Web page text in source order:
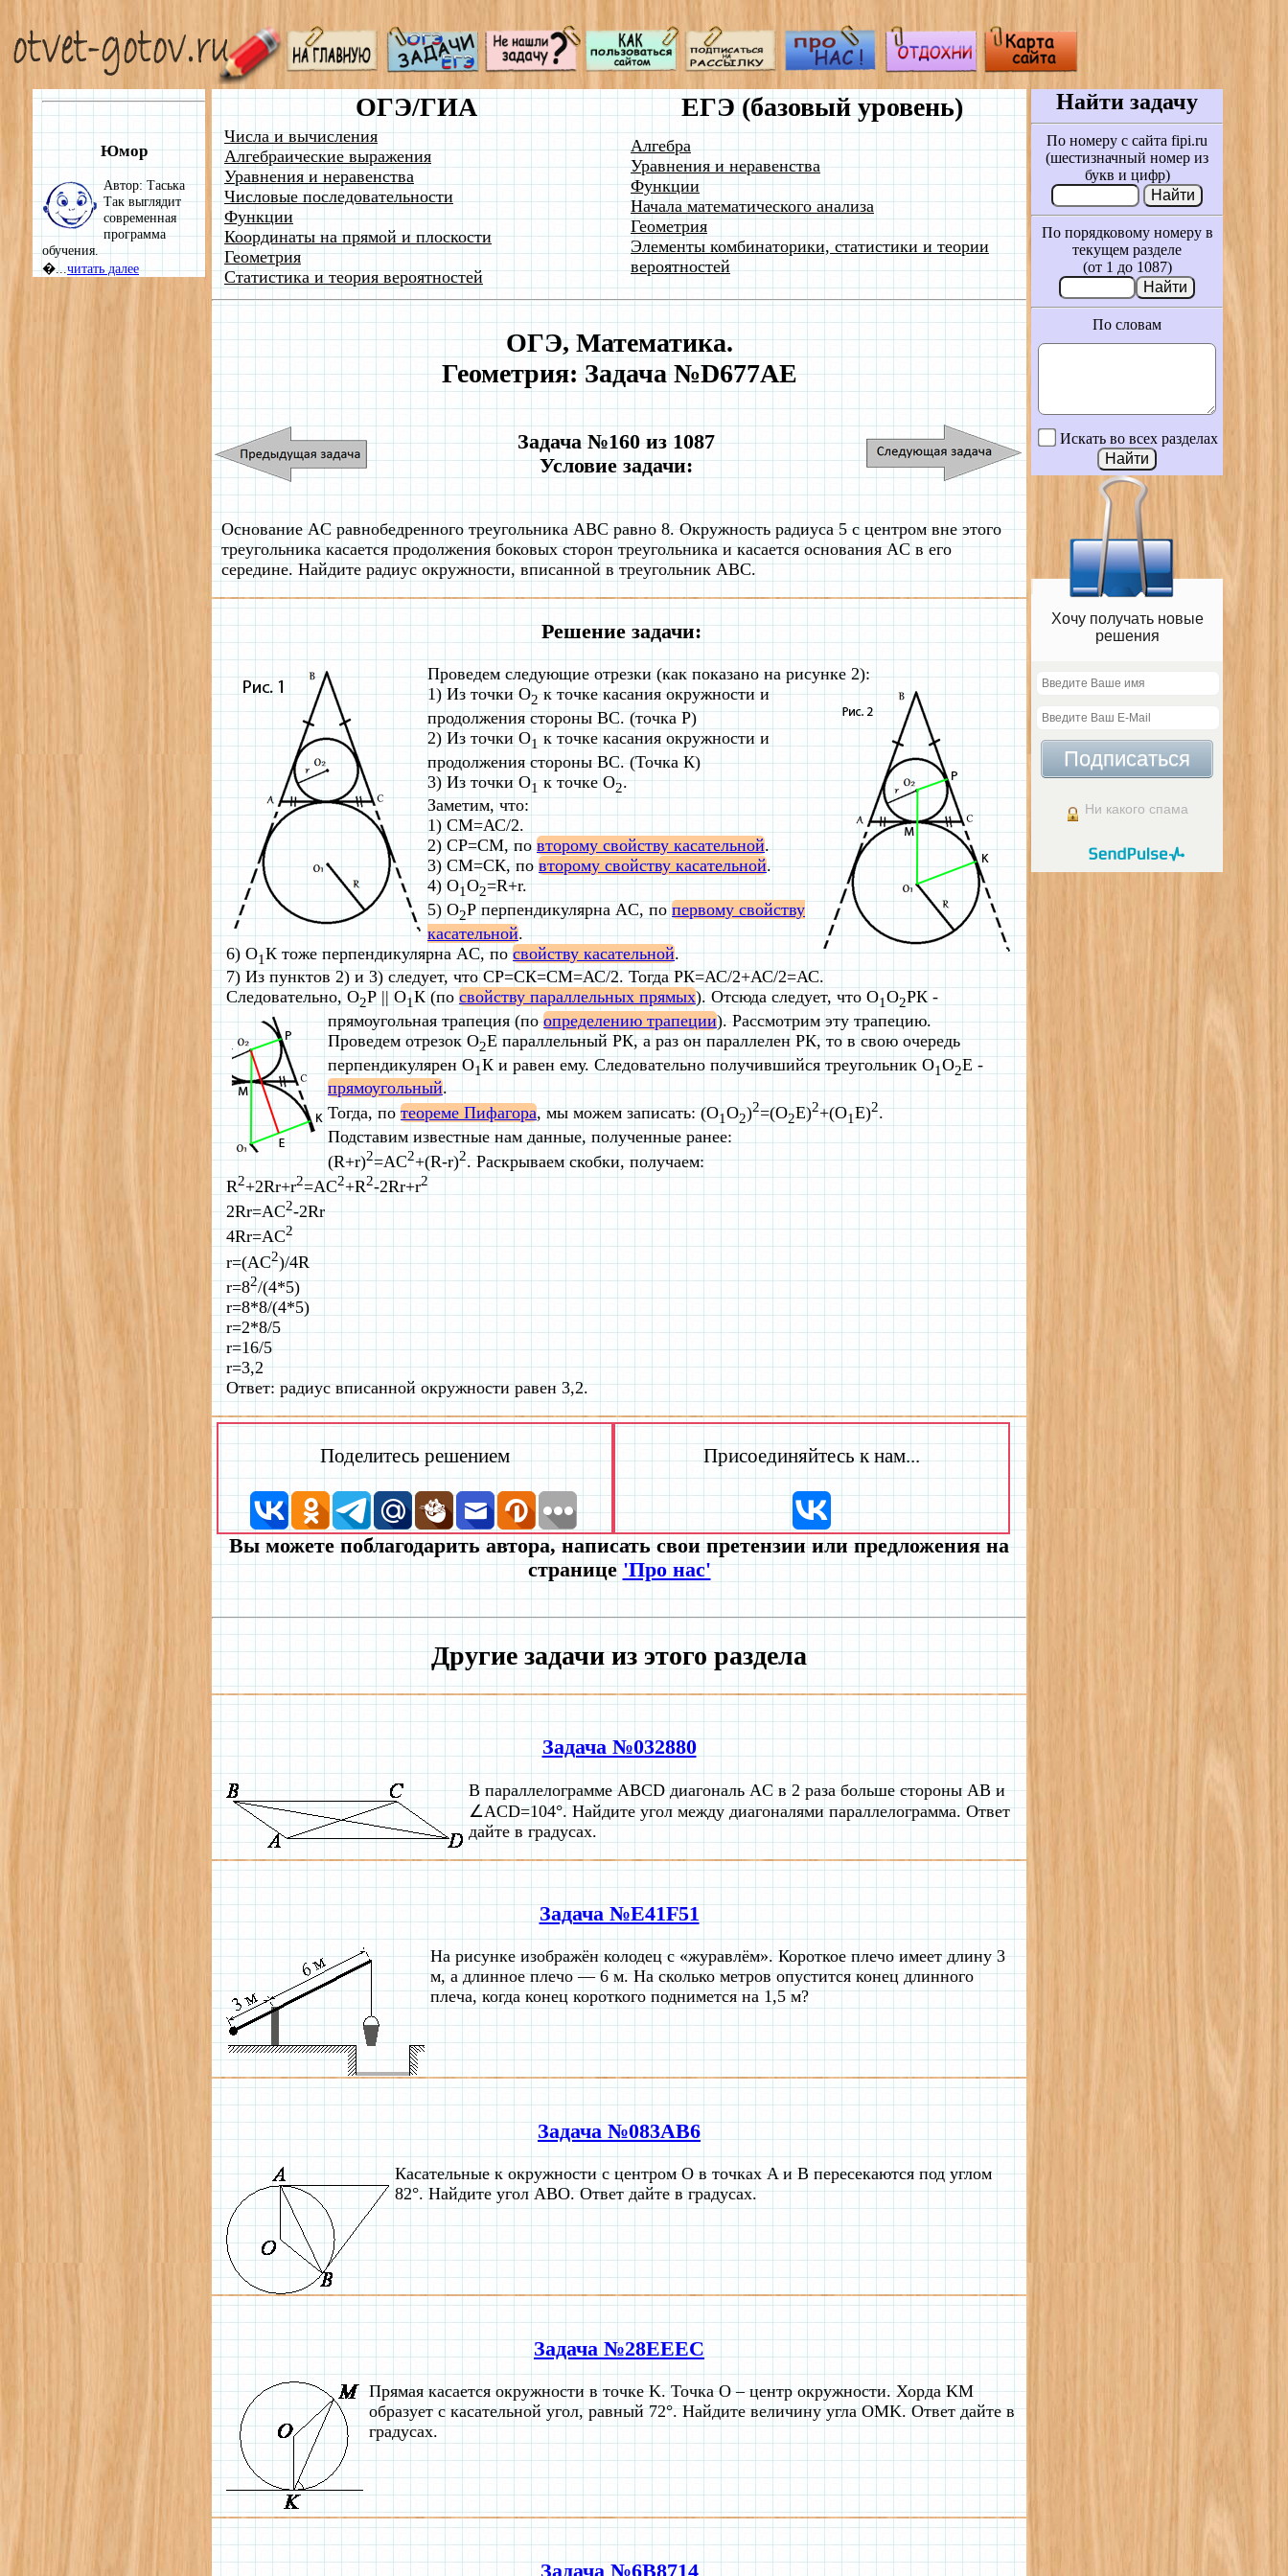
Юмор
Автор: Таська
Так выглядит
современная
программа
обучения.
�...читать далее
ОГЭ/ГИА ЕГЭ (базовый уровень)
Числа и вычисления
Алгебраические выражения
Уравнения и неравенства
Числовые последовательности
Функции
Координаты на прямой и плоскости
Геометрия
Статистика и теория вероятностей
Алгебра
Уравнения и неравенства
Функции
Начала математического анализа
Геометрия
Элементы комбинаторики, статистики и теории
вероятностей
ОГЭ, Математика.
Геометрия: Задача №D677AE
Задача №160 из 1087
Условие задачи:
Основание AC равнобедренного треугольника ABC равно 8. Окружность радиуса 5 с центром вне этого
треугольника касается продолжения боковых сторон треугольника и касается основания AC в его
середине. Найдите радиус окружности, вписанной в треугольник ABC.
Решение задачи:
Проведем следующие отрезки (как показано на рисунке 2):
1) Из точки О2к точке касания окружности и
продолжения стороны ВС. (точка Р)
2) Из точки О1 к точке касания окружности и
продолжения стороны ВС. (Точка К)
3) Из точки О1к точке О2.
Заметим, что:
1) СМ=АС/2.
2) СР=СМ, повторому свойству касательной.
3) СМ=СК, повторому свойству касательной.
4) O1O2=R+r.
5) O2Р перпендикулярна AC, по первому свойству
касательной.
6) O1К тоже перпендикулярна AC, посвойству касательной.
7) Из пунктов 2) и 3) следует, что СР=СК=СМ=АС/2. Тогда РК=АС/2+АС/2=АС.
Следовательно, O2Р || O1К (по свойству параллельных прямых). Отсюда следует, что О1О2РК -
прямоугольная трапеция (поопределению трапеции). Рассмотрим эту трапецию.
Проведем отрезок О2Е параллельный РК, а раз он параллелен РК, то в свою очередь
перпендикулярен О1К и равен ему. Следовательно получившийся треугольник O1O2Е -
прямоугольный.
Тогда, потеореме Пифагора, мы можем записать: (O1O2)2=(O2Е)2+(O1Е)2.
Подставим известные нам данные, полученные ранее:
(R+r)2=AC2+(R-r)2. Раскрываем скобки, получаем:
R2+2Rr+r2=AC2+R2-2Rr+r2
2Rr=AC2-2Rr
4Rr=AC2
r=(AC2)/4R
r=82/(4*5)
r=8*8/(4*5)
r=2*8/5
r=16/5
r=3,2
Ответ: радиус вписанной окружности равен 3,2.
Поделитесь решением Присоединяйтесь к нам...
Вы можете поблагодарить автора, написать свои претензии или предложения на
странице'Про нас'
Другие задачи из этого раздела
Задача №032880
В параллелограмме ABCD диагональ AC в 2 раза больше стороны AB и
∠ACD=104°. Найдите угол между диагоналями параллелограмма. Ответ
дайте в градусах.
Задача №E41F51
На рисунке изображён колодец с «журавлём». Короткое плечо имеет длину 3
м, а длинное плечо — 6 м. На сколько метров опустится конец длинного
плеча, когда конец короткого поднимется на 1,5 м?
Задача №083AB6
Касательные к окружности с центром O в точках A и B пересекаются под углом
82°. Найдите угол ABO. Ответ дайте в градусах.
Задача №28EEEC
Прямая касается окружности в точке K. Точка O – центр окружности. Хорда KM
образует с касательной угол, равный 72°. Найдите величину угла OMK. Ответ дайте в
градусах.
Задача №6B8714
Найти задачу
По номеру с сайта fipi.ru
(шестизначный номер из
букв и цифр)
По порядковому номеру в
текущем разделе
(от 1 до 1087)
По словам
Искать во всех разделах
Хочу получать новые
решения
Подписаться
Ни какого спама